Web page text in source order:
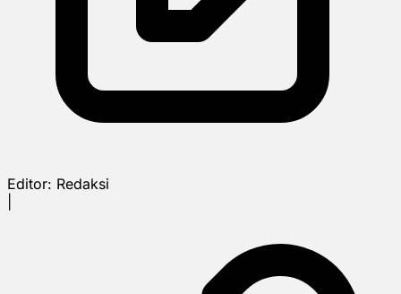
Editor: Redaksi